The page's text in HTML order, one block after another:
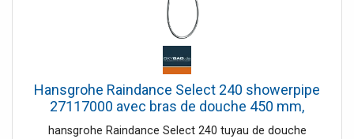
Hansgrohe Raindance Select 240 showerpipe
27117000 avec bras de douche 450 mm,
chromé , pour baignoire
hansgrohe Raindance Select 240 tuyau de douche